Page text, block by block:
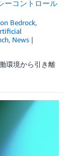
ーコントロール
Bedrock,
, News
環境から引き離